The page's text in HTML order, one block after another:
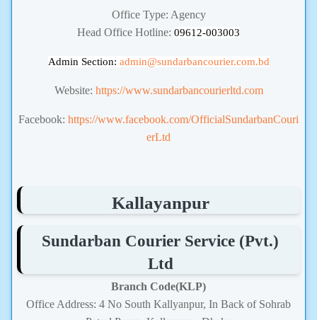
Office Type: Agency
Head Office Hotline: 09612-003003
Admin Section: admin@sundarbancourier.com.bd
Website: https://www.sundarbancourierltd.com
Facebook: https://www.facebook.com/OfficialSundarbanCouri
erLtd
Kallayanpur
Sundarban Courier Service (Pvt.)
Ltd
Branch Code(KLP)
Office Address: 4 No South Kallyanpur, In Back of Sohrab